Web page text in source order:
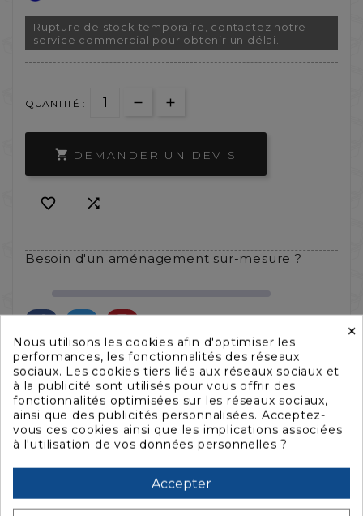
Rupture de stock temporaire, contactez notre
service commercial pour obtenir un délai.
QUANTITÉ :
 DEMANDER UN DEVIS
 
Besoin d'un aménagement sur-mesure ?
La description
×
Nous utilisons les cookies afin d'optimiser les
performances, les fonctionnalités des réseaux
sociaux. Les cookies tiers liés aux réseaux sociaux et
à la publicité sont utilisés pour vous offrir des
fonctionnalités optimisées sur les réseaux sociaux,
ainsi que des publicités personnalisées. Acceptez-
vous ces cookies ainsi que les implications associées
à l'utilisation de vos données personnelles ?
Accepter